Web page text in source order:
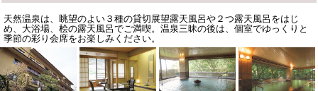
天然温泉は、眺望のよい３種の貸切展望露天風呂や２つ露天風呂をはじ
め、大浴場、桧の露天風呂でご満喫。温泉三昧の後は、個室でゆっくりと
季節の彩り会席をお楽しみください。